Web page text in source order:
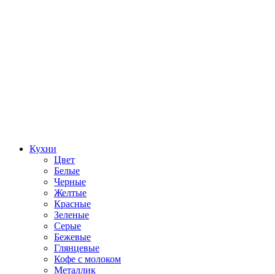
Кухни
Цвет
Белые
Черные
Желтые
Красные
Зеленые
Серые
Бежевые
Глянцевые
Кофе с молоком
Металлик